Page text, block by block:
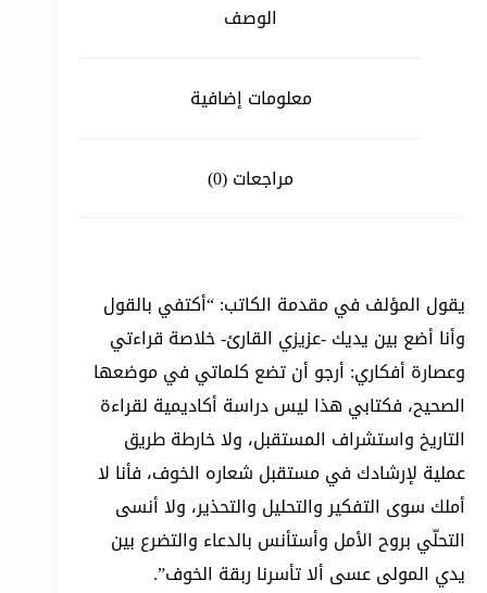
الوصف
معلومات إضافية
مراجعات (0)
يقول المؤلف في مقدمة الكاتب: “أكتفي بالقول
وأنا أضع بين يديك -عزيزي القارئ- خلاصة قراءتي
وعصارة أفكاري: أرجو أن تضع كلماتي في موضعها
الصحيح، فكتابي هذا ليس دراسة أكاديمية لقراءة
التاريخ واستشراف المستقبل، ولا خارطة طريق
عملية لإرشادك في مستقبل شعاره الخوف، فأنا لا
أملك سوى التفكير والتحليل والتحذير، ولا أنسى
التحلّي بروح الأمل وأستأنس بالدعاء والتضرع بين
يدي المولى عسى ألا تأسرنا ربقة الخوف”.